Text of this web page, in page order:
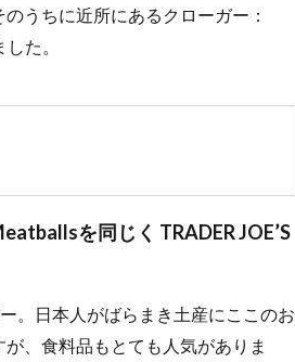
うちに近所にあるクローガー：
た。
を同じく TRADER JOE’S
。日本人がばらまき土産にここのお
、食料品もとても人気がありま